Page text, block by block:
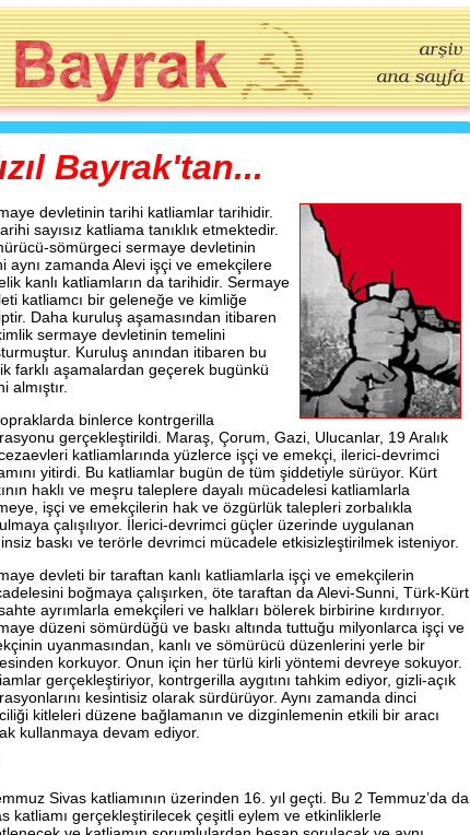
Bayrak'tan...
devletinin tarihi katliamlar tarihidir.
sayısız katliama tanıklık etmektedir.
sömürgeci sermaye devletinin
aynı zamanda Alevi işçi ve emekçilere
kanlı katliamların da tarihidir. Sermaye
katliamcı bir geleneğe ve kimliğe
Daha kuruluş aşamasından itibaren
sermaye devletinin temelini
Kuruluş anından itibaren bu
farklı aşamalardan geçerek bugünkü
almıştır.
binlerce kontrgerilla
gerçekleştirildi. Maraş, Çorum, Gazi, Ulucanlar, 19 Aralık
katliamlarında yüzlerce işçi ve emekçi, ilerici-devrimci
yitirdi. Bu katliamlar bugün de tüm şiddetiyle sürüyor. Kürt
haklı ve meşru taleplere dayalı mücadelesi katliamlarla
işçi ve emekçilerin hak ve özgürlük talepleri zorbalıkla
çalışılıyor. İlerici-devrimci güçler üzerinde uygulanan
baskı ve terörle devrimci mücadele etkisizleştirilmek isteniyor.
devleti bir taraftan kanlı katliamlarla işçi ve emekçilerin
boğmaya çalışırken, öte taraftan da Alevi-Sunni, Türk-Kürt
ayrımlarla emekçileri ve halkları bölerek birbirine kırdırıyor.
düzeni sömürdüğü ve baskı altında tuttuğu milyonlarca işçi ve
uyanmasından, kanlı ve sömürücü düzenlerini yerle bir
korkuyor. Onun için her türlü kirli yöntemi devreye sokuyor.
gerçekleştiriyor, kontrgerilla aygıtını tahkim ediyor, gizli-açık
kesintisiz olarak sürdürüyor. Aynı zamanda dinci
kitleleri düzene bağlamanın ve dizginlemenin etkili bir aracı
kullanmaya devam ediyor.
Sivas katliamının üzerinden 16. yıl geçti. Bu 2 Temmuz’da da
katliamı gerçekleştirilecek çeşitli eylem ve etkinliklerle